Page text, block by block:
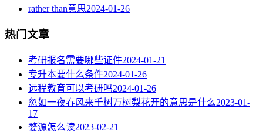
rather than意思2024-01-26
热门文章
考研报名需要哪些证件2024-01-21
专升本要什么条件2024-01-26
远程教育可以考研吗2024-01-26
忽如一夜春风来千树万树梨花开的意思是什么2023-01-
17
婺源怎么读2023-02-21